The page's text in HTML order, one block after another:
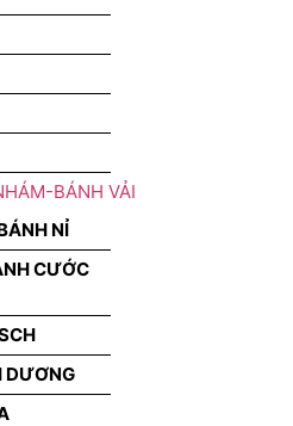
BÁNH VẢI
NỈ
CƯỚC
DƯƠNG